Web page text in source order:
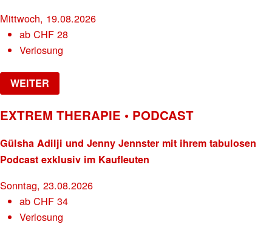
Mittwoch, 19.08.2026
abCHF 28
Verlosung
WEITER
EXTREM THERAPIE • PODCAST
Gülsha Adilji und Jenny Jennster mit ihrem tabulosen
Podcast exklusiv im Kaufleuten
Sonntag, 23.08.2026
abCHF 34
Verlosung